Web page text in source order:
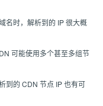
名时，解析到的 IP 很大概
可能使用多个甚至多组节
到的 CDN 节点 IP 也有可